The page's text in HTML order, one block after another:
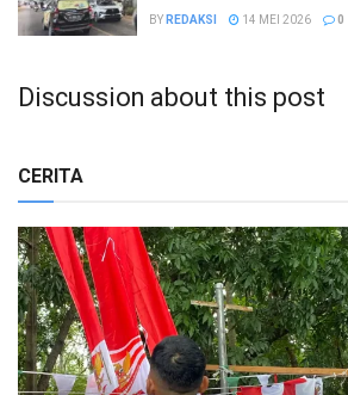
BY REDAKSI 14 MEI 2026 0
Discussion about this post
CERITA